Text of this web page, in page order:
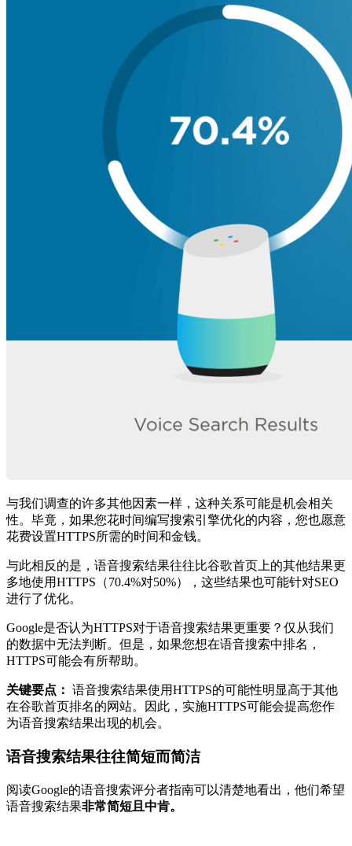
与我们调查的许多其他因素一样，这种关系可能是机会相关
性。毕竟，如果您花时间编写搜索引擎优化的内容，您也愿意
花费设置HTTPS所需的时间和金钱。
与此相反的是，语音搜索结果往往比谷歌首页上的其他结果更
多地使用HTTPS（70.4%对50%），这些结果也可能针对SEO
进行了优化。
Google是否认为HTTPS对于语音搜索结果更重要？仅从我们
的数据中无法判断。但是，如果您想在语音搜索中排名，
HTTPS可能会有所帮助。
关键要点： 语音搜索结果使用HTTPS的可能性明显高于其他
在谷歌首页排名的网站。因此，实施HTTPS可能会提高您作
为语音搜索结果出现的机会。
语音搜索结果往往简短而简洁
阅读Google的语音搜索评分者指南可以清楚地看出，他们希望
语音搜索结果非常简短且中肯。